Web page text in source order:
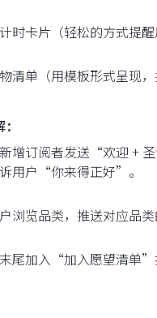
时卡片（轻松的方式提醒
清单（用模板形式呈现，
增订阅者发送“欢迎 +
用户“你来得正好”。
浏览品类，推送对应品类
尾加入“加入愿望清单”